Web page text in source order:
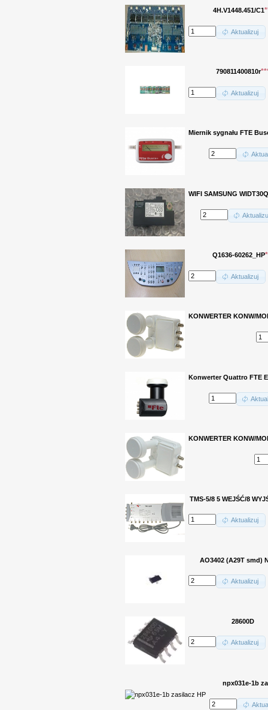
4H.V1448.451/C1
Aktualizuj
790811400810r
Aktualizuj
Miernik sygnału FTE
WIFI SAMSUNG
Q1636-60262_HP
Aktualizuj
KONWERTER KONW/
Konwerter Quattro FTE
KONWERTER KONW/
TMS-5/8 5 WEJŚĆ/8
Aktualizuj
AO3402 (A29T smd)
Aktualizuj
28600D
Aktualizuj
npx031e-1b